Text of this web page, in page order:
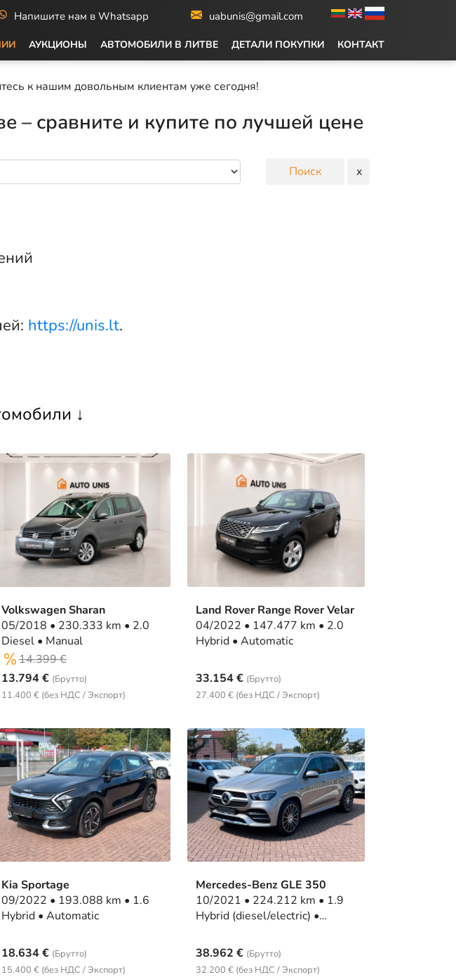
Напишите нам в Whatsapp uabunis@gmail.com
АУКЦИОНЫ АВТОМОБИЛИ В ЛИТВЕ ДЕТАЛИ ПОКУПКИ КОНТАКТ
к нашим довольным клиентам уже сегодня!
– сравните и купите по лучшей цене
Поиск
x
https://unis.lt.
↓
Volkswagen Sharan
05/2018 • 230.333 km • 2.0
Diesel • Manual
14.399 €
13.794 € (Брутто)
11.400 € (без НДС / Экспорт)
Land Rover Range Rover Velar
04/2022 • 147.477 km • 2.0
Hybrid • Automatic
33.154 € (Брутто)
27.400 € (без НДС / Экспорт)
Kia Sportage
09/2022 • 193.088 km • 1.6
Hybrid • Automatic
18.634 € (Брутто)
15.400 € (без НДС / Экспорт)
Mercedes-Benz GLE 350
10/2021 • 224.212 km • 1.9
Hybrid (diesel/electric) •
38.962 € (Брутто)
32.200 € (без НДС / Экспорт)